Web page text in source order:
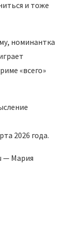
и тоже
номинантка
«всего»
2026 года.
— Мария